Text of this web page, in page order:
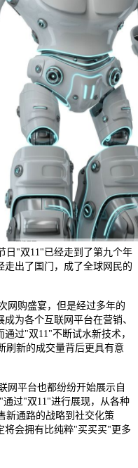
日"双11"已经走到了第九个年
出了国门，成了全球网民的
网购盛宴，但是经过多年的
为各个互联网平台在营销、
过"双11"不断试水新技术，
刷新的成交量背后更具有意
网平台也都纷纷开始展示自
过"双11"进行展现，从各种
新通路的战略到社交化策
将会拥有比纯粹"买买买"更多